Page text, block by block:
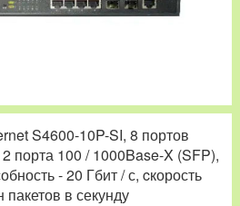
S4600-10P-SI, 8 портов
порта 100 / 1000Base-X (SFP),
- 20 Гбит / с, cкорость
в секунду